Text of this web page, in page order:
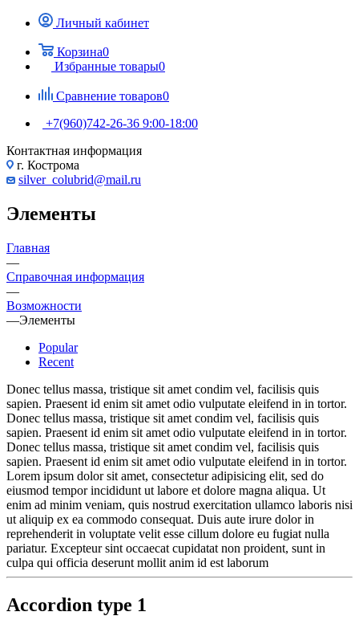
Личный кабинет
Корзина0
Избранные товары0
Сравнение товаров0
+7(960)742-26-36 9:00-18:00
Контактная информация
г. Кострома
silver_colubrid@mail.ru
Элементы
Главная
—
Справочная информация
—
Возможности
—Элементы
Popular
Recent
Donec tellus massa, tristique sit amet condim vel, facilisis quis
sapien. Praesent id enim sit amet odio vulputate eleifend in in tortor.
Donec tellus massa, tristique sit amet condim vel, facilisis quis
sapien. Praesent id enim sit amet odio vulputate eleifend in in tortor.
Donec tellus massa, tristique sit amet condim vel, facilisis quis
sapien. Praesent id enim sit amet odio vulputate eleifend in in tortor.
Lorem ipsum dolor sit amet, consectetur adipisicing elit, sed do
eiusmod tempor incididunt ut labore et dolore magna aliqua. Ut
enim ad minim veniam, quis nostrud exercitation ullamco laboris nisi
ut aliquip ex ea commodo consequat. Duis aute irure dolor in
reprehenderit in voluptate velit esse cillum dolore eu fugiat nulla
pariatur. Excepteur sint occaecat cupidatat non proident, sunt in
culpa qui officia deserunt mollit anim id est laborum
Accordion type 1